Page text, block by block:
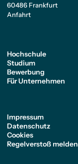
60486 Frankfurt
Anfahrt
Hochschule
Studium
Bewerbung
Für Unternehmen
Impressum
Datenschutz
Cookies
Regelverstoß melden